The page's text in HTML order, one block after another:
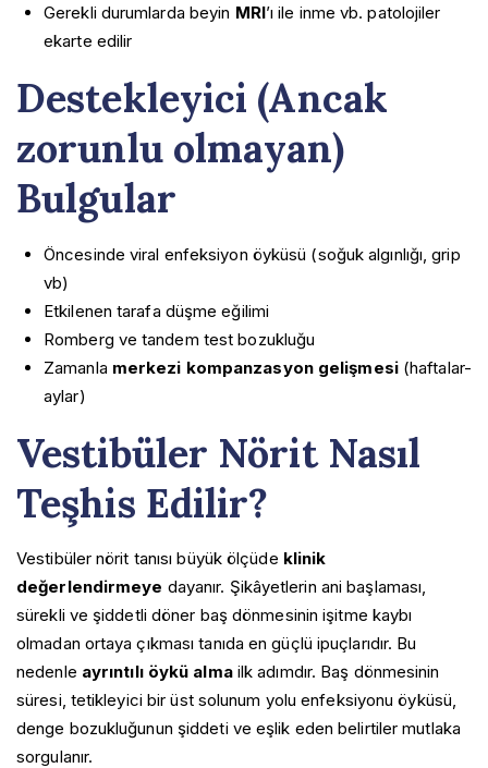
Gerekli durumlarda beyin MRI’ı ile inme vb. patolojiler
ekarte edilir
Destekleyici (Ancak
zorunlu olmayan)
Bulgular
Öncesinde viral enfeksiyon öyküsü (soğuk algınlığı, grip
vb)
Etkilenen tarafa düşme eğilimi
Romberg ve tandem test bozukluğu
Zamanla merkezi kompanzasyon gelişmesi(haftalar-
aylar)
Vestibüler Nörit Nasıl
Teşhis Edilir?
Vestibüler nörit tanısı büyük ölçüde klinik
değerlendirmeye dayanır. Şikâyetlerin ani başlaması,
sürekli ve şiddetli döner baş dönmesinin işitme kaybı
olmadan ortaya çıkması tanıda en güçlü ipuçlarıdır. Bu
nedenle ayrıntılı öykü almailk adımdır. Baş dönmesinin
süresi, tetikleyici bir üst solunum yolu enfeksiyonu öyküsü,
denge bozukluğunun şiddeti ve eşlik eden belirtiler mutlaka
sorgulanır.